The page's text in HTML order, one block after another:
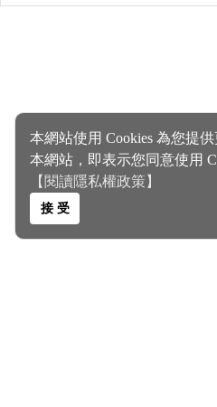
本網站使用 Cookies 為您提
本網站，即表示您同意使用
【閱讀隱私權政策】
接 受